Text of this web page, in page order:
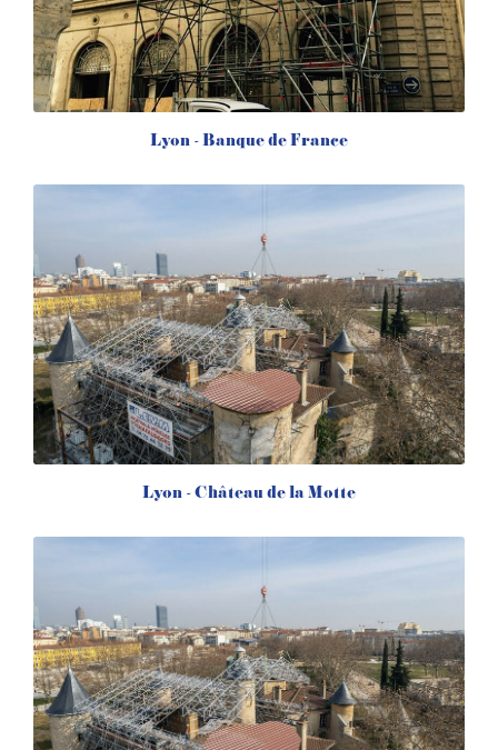
Lyon - Banque de France
Lyon - Château de la Motte